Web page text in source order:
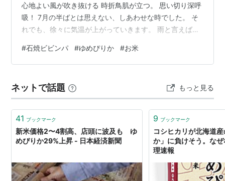
移植栽培における移植時の苗丈は「おぼろづき」より
やや高く「ほしのゆめ」並の“やや短”で、葉色は「おぼ
ろづき」「ほしのゆめ」並の“中”である。本田の初期生
育は草丈が「おぼろづき」「ほしのゆめ」並に推移する
傾向にあり、茎数は「おぼろづき」並で「ほしのゆめ」
しのゆめ」同様に立ち、良好である。
「おぼろづき」並の“中”である。稈長は「おぼろづき」
よりやや長く「ほしのゆめ」並の“やや短”、穂長は「お
ぼろづき」よりやや短く「ほしのゆめ」よりやや長
い“やや短”。穂数は「おぼろづき」よりやや多く、「ほ
しのゆめ」よりやや少ない“多”で草型は“穂数型”に属す
心地よい風が吹き抜ける 時折鳥肌が立つ。 思い切り深呼
吸！ 7月の半ばとは思えない、しあわせな時でした。 そ
れでも、徐々に気温が上がっていきます。 雨と言えば、
が、家の前の北側の道は雨が降っていて 濡れているの
に、 なんとバルコニーのある南側が、全く降っていなく
違うってことがありました。 面白いですね。 ４０年位使
っていた、タッパーウェアの 米びつの蓋が壊れ 新しい米
びつを買いました。…
#石焼ビビンパ #ゆめぴりか #お米
ネットで話題 もっと見る
41 ブックマーク
新米価格2〜4割高、店頭に波及も ゆ
めぴりか29%上昇 - 日本経済新聞
9 ブックマーク
コシヒカリが北海道
か」に負けそう。な
理速報